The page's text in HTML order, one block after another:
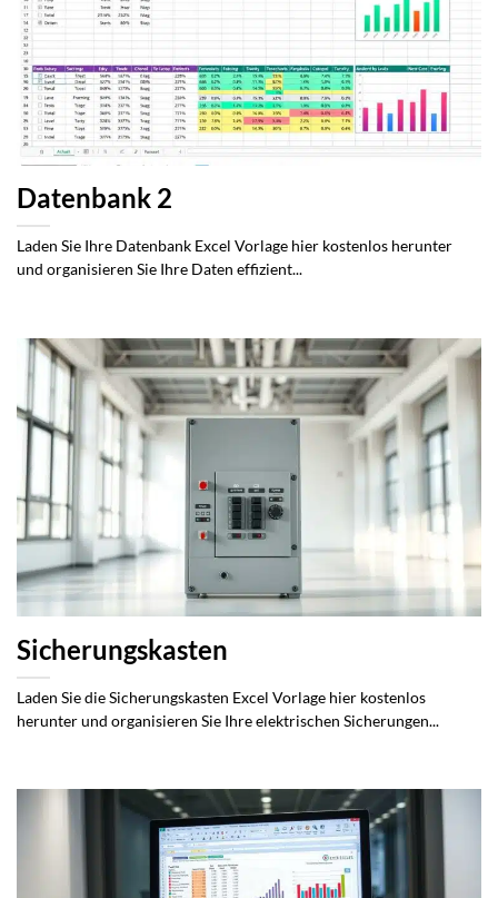
Datenbank 2
Laden Sie Ihre Datenbank Excel Vorlage hier kostenlos herunter
und organisieren Sie Ihre Daten effizient...
Sicherungskasten
Laden Sie die Sicherungskasten Excel Vorlage hier kostenlos
herunter und organisieren Sie Ihre elektrischen Sicherungen...